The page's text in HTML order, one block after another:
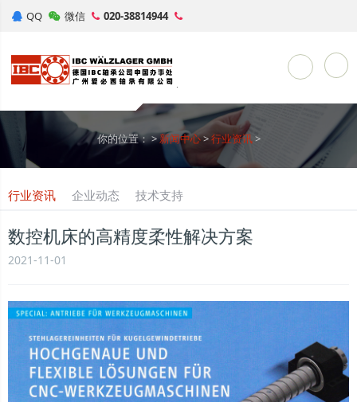
QQ 微信 020-38814944
Toggle
你的位置：>新闻中心>行业资讯>
行业资讯 企业动态 技术支持
数控机床的高精度柔性解决方案
2021-11-01